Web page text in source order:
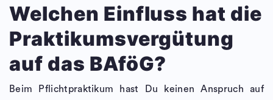
Welchen Einfluss hat die
Praktikumsvergütung
auf das BAföG?
Beim Pflichtpraktikum hast Du keinen Anspruch auf